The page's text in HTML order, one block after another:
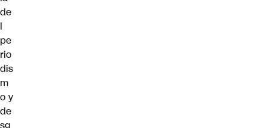
de
l
pe
rio
dis
m
o y
de
sg